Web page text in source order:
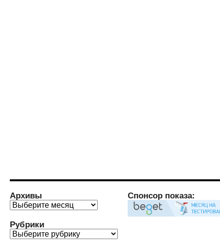
Архивы
Архивы
Рубрики
Рубрики
Спонсор показа: